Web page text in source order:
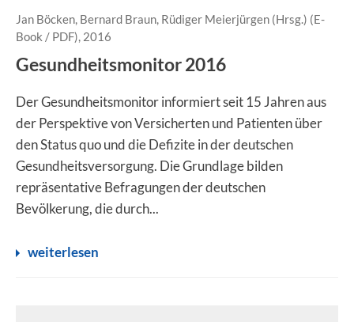
Jan Böcken, Bernard Braun, Rüdiger Meierjürgen (Hrsg.) (E-
Book / PDF), 2016
Gesundheitsmonitor 2016
Der Gesundheitsmonitor informiert seit 15 Jahren aus
der Perspektive von Versicherten und Patienten über
den Status quo und die Defizite in der deutschen
Gesundheitsversorgung. Die Grundlage bilden
repräsentative Befragungen der deutschen
Bevölkerung, die durch...
weiterlesen